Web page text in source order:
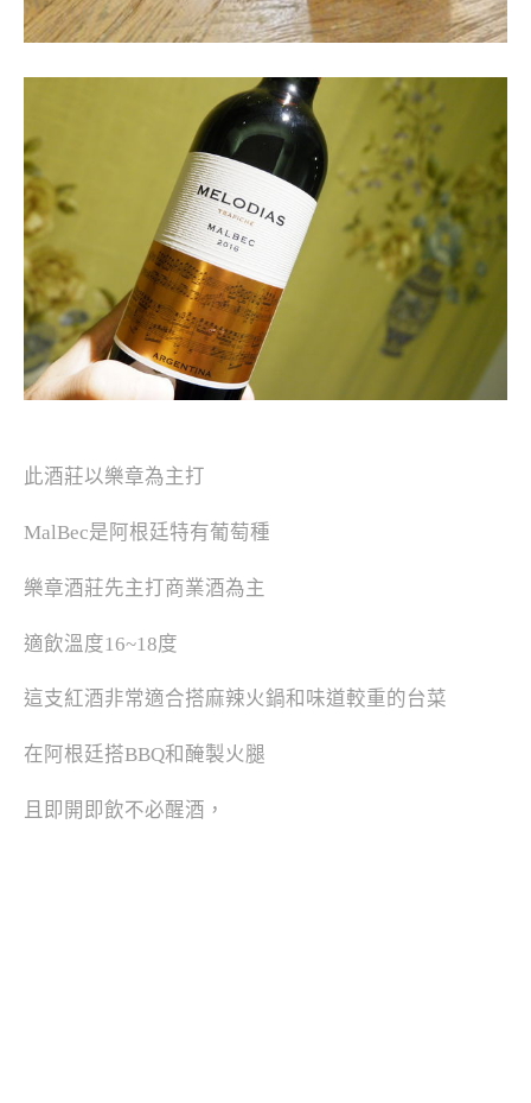
此酒莊以樂章為主打
MalBec是阿根廷特有葡萄種
樂章酒莊先主打商業酒為主
適飲溫度16~18度
這支紅酒非常適合搭麻辣火鍋和味道較重的台菜
在阿根廷搭BBQ和醃製火腿
且即開即飲不必醒酒，